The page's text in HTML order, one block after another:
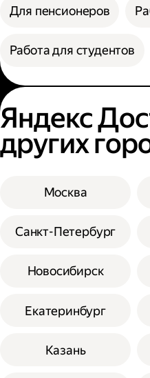
Для пенсионеров
Работа для студентов
Яндекс
других
Москва
Санкт-Петербург
Новосибирск
Екатеринбург
Казань